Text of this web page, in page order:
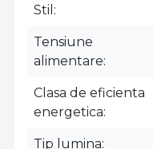
Stil
Tensiune
alimentare
Clasa de eficienta
energetica
Tip lumina